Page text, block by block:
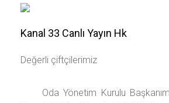
Kanal 33 Canlı Yayın Hk
Değerli çiftçilerimiz
Oda Yönetim Kurulu